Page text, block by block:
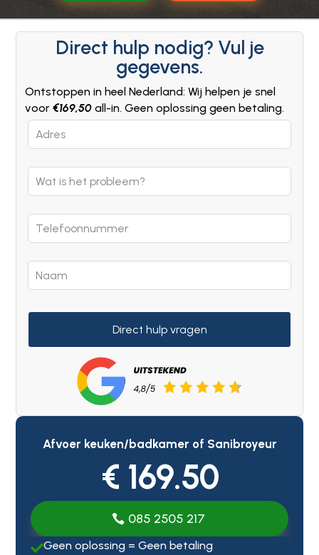
Direct hulp nodig? Vul je
gegevens.
Ontstoppen in heel Nederland: Wij helpen je snel
voor€169,50 all-in. Geen oplossing geen betaling.
Leave
this
blank
Direct hulp vragen
Afvoer keuken/badkamer of Sanibroyeur
€ 169.50
085 2505 217
Geen oplossing = Geen betaling